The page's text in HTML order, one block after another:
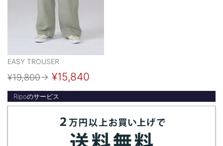
EASY TROUSER
¥19,800→ ¥15,840
Ripoのサービス